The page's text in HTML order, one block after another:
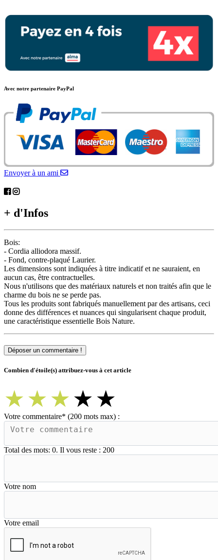
Avec notre partenaire PayPal
Envoyer à un ami
+ d'Infos
Bois:
- Cordia alliodora massif.
- Fond, contre-plaqué Laurier.
Les dimensions sont indiquées à titre indicatif et ne sauraient, en
aucun cas, être contractuelles.
Nous n'utilisons que des matériaux naturels et non traités afin que le
charme du bois ne se perde pas.
Tous les produits sont fabriqués manuellement par des artisans, ceci
donne des différences et nuances qui singularisent chaque produit,
une caractéristique essentielle Bois Nature.
Déposer un commentaire !
Combien d'étoile(s) attribuez-vous à cet article
★★★★★
Votre commentaire* (200 mots max) :
Total des mots: 0. Il vous reste : 200
Votre nom
Votre email